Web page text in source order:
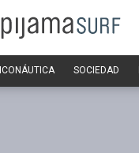
SOCIEDAD